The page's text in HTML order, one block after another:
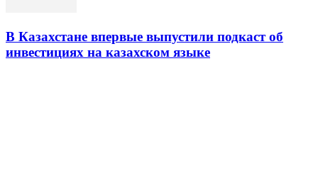
В Казахстане впервые выпустили подкаст об
инвестициях на казахском языке